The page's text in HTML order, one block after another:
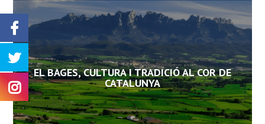
EL BAGES, CULTURA I TRADICIÓ AL COR DE
CATALUNYA